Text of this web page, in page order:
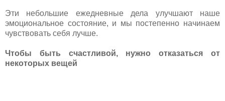
Эти небольшие ежедневные дела улучшают наше
эмоциональное состояние, и мы постепенно начинаем
чувствовать себя лучше.
Чтобы быть счастливой, нужно отказаться от
некоторых вещей